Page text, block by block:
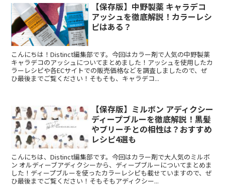
【保存版】中野製薬 キャラデコ
アッシュを徹底解説！カラーレシ
ピはある？
こんにちは！Distinct編集部です。今回はカラー剤で人気の中野製薬
キャラデコのアッシュについてまとめました！アッシュを使用したカ
ラーレシピや各ECサイトでの販売価格などを調査しましたので、ぜ
ひ最後までご覧ください！そもそも、キャラデコ...
【保存版】ミルボン アディクシー
ディープブルーを徹底解説！黒髪
やブリーチとの相性は？おすすめ
レシピ4選も
こんにちは、Distinct編集部です。今回はカラー剤で大人気のミルボ
ン オルディーブアディクシーから、ディープブルーについてまとめま
した！ディープブルーを使ったカラーレシピも載せていますので、ぜ
ひ最後までご覧ください！そもそもアディクシー...